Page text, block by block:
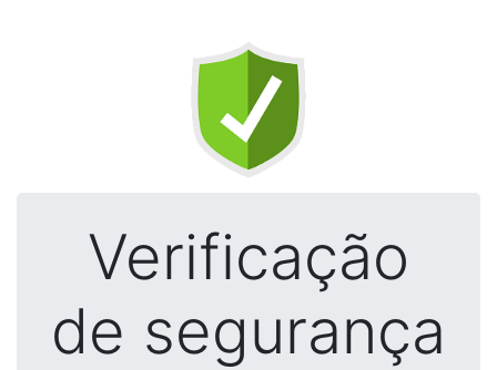
Verificação
de segurança